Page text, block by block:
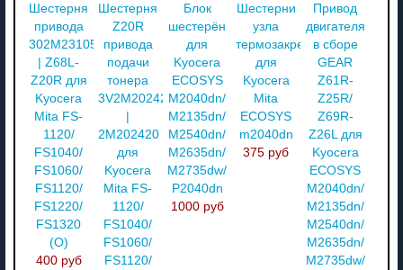
Шестерня
привода
302M231050
| Z68L-
Z20R для
Kyocera
Mita FS-
1120/
FS1040/
FS1060/
FS1120/
FS1220/
FS1320
(О)
400 руб
Шестерня
Z20R
привода
подачи
тонера
3V2M202420
|
2M202420
для
Kyocera
Mita FS-
1120/
FS1040/
FS1060/
FS1120/
Блок
шестерён
для
Kyocera
ECOSYS
M2040dn/
M2135dn/
M2540dn/
M2635dn/
M2735dw/
P2040dn
1000 руб
Шестерни
узла
термозакрепления
для
Kyocera
Mita
ECOSYS
m2040dn
375 руб
Привод
двигателя
в сборе
GEAR
Z61R-
Z25R/
Z69R-
Z26L для
Kyocera
ECOSYS
M2040dn/
M2135dn/
M2540dn/
M2635dn/
M2735dw/